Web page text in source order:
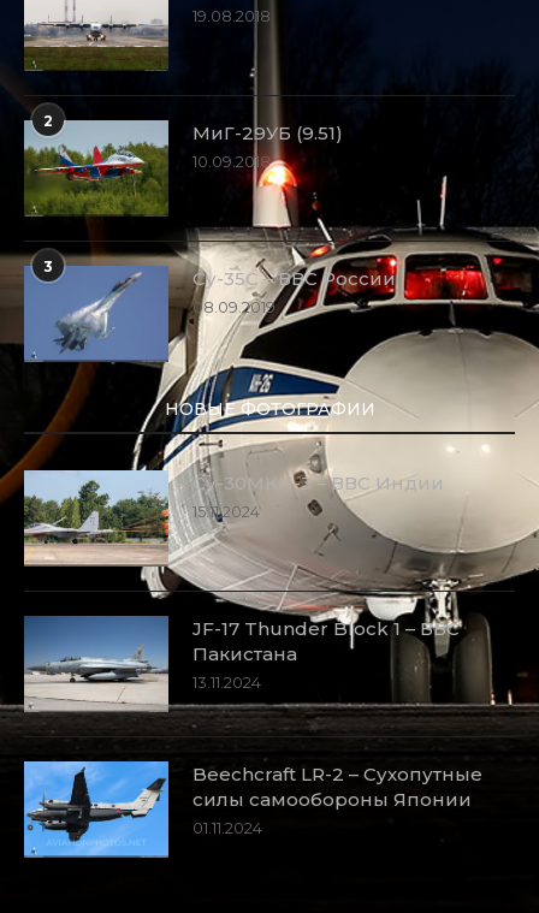
19.08.2018
2
МиГ-29УБ (9.51)
10.09.2018
3
Су-35С – ВВС России
08.09.2019
НОВЫЕ ФОТОГРАФИИ
Су-30МКИ-3 – ВВС Индии
15.11.2024
JF-17 Thunder Block 1 – ВВС
Пакистана
13.11.2024
Beechcraft LR-2 – Сухопутные
силы самообороны Японии
01.11.2024